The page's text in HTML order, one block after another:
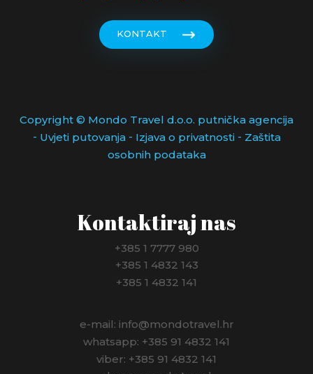
KONTAKT
Copyright © Mondo Travel d.o.o. putnička agencija
- Uvjeti putovanja- Izjava o privatnosti- Zaštita
osobnih podataka
Kontaktiraj nas
+385 1 7777 980
+385 1 4832 143
+385 1 4832 141
e-mail: info@mondotravel.hr
whatsapp: +385 91 4832 141
viber: +385 91 4832 141